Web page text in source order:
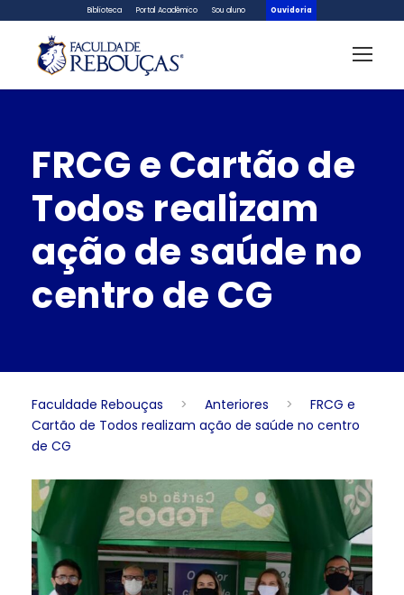
Biblioteca Portal Acadêmico Sou aluno Ouvidoria
FRCG e Cartão de
Todos realizam
ação de saúde no
centro de CG
Faculdade Rebouças > Anteriores >
FRCG e
Cartão de Todos realizam ação de saúde no centro
de CG